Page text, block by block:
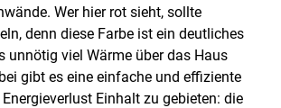
Wer hier rot sieht, sollte
denn diese Farbe ist ein deutliches
unnötig viel Wärme über das Haus
gibt es eine einfache und effiziente
Einhalt zu gebieten: die